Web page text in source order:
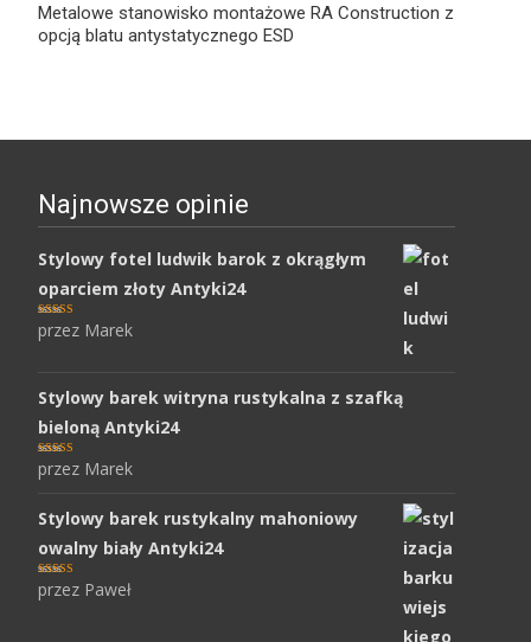
Metalowe stanowisko montażowe RA Construction z
opcją blatu antystatycznego ESD
Najnowsze opinie
Stylowy fotel ludwik barok z okrągłym
oparciem złoty Antyki24
Oceniony 5
na 5.
przez Marek
Stylowy barek witryna rustykalna z szafką
bieloną Antyki24
Oceniony 5
na 5.
przez Marek
Stylowy barek rustykalny mahoniowy
owalny biały Antyki24
Oceniony 5
na 5.
przez Paweł